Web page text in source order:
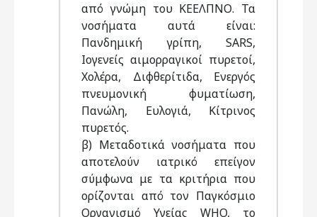
από γνώμη του ΚΕΕΛΠΝΟ. Τα
νοσήματα αυτά είναι:
Πανδημική γρίπη, SARS,
Ιογενείς αιμορραγικοί πυρετοί,
Χολέρα, Διφθερίτιδα, Ενεργός
πνευμονική φυματίωση,
Πανώλη, Ευλογιά, Κίτρινος
πυρετός.
β) Μεταδοτικά νοσήματα που
αποτελούν ιατρικό επείγον
σύμφωνα με τα κριτήρια που
ορίζονται από τον Παγκόσμιο
Οργανισμό Υγείας WHO, το